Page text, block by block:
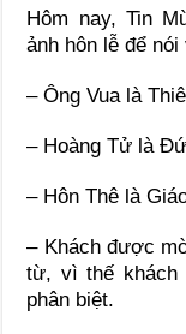
Hôm nay, Tin
ảnh hôn lễ để
– Ông Vua là
– Hoàng Tử là
– Hôn Thê là
– Khách được
từ, vì thế khách
phân biệt.